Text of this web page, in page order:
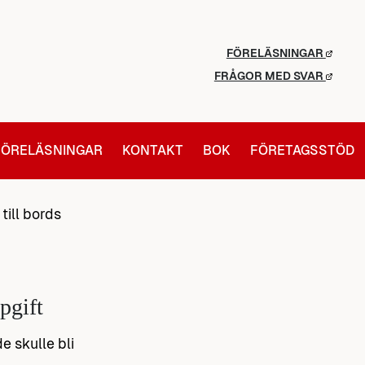
FÖRELÄSNINGAR
FRÅGOR MED SVAR
KONTAKT BOK FÖRETAGSSTÖD
till bords
skulle bli